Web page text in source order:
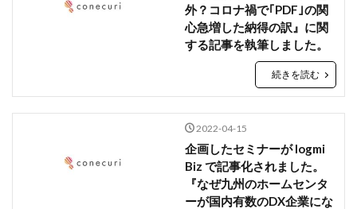
外？コロナ禍で｢PDF｣の関
心急増した納得の訳』に関
する記事を執筆しました。
続きを読む
2022-04-15
企画したセミナーが logmi
Biz で記事化されました。
『なぜ九州のホームセンタ
ーが国内有数のDX企業にな